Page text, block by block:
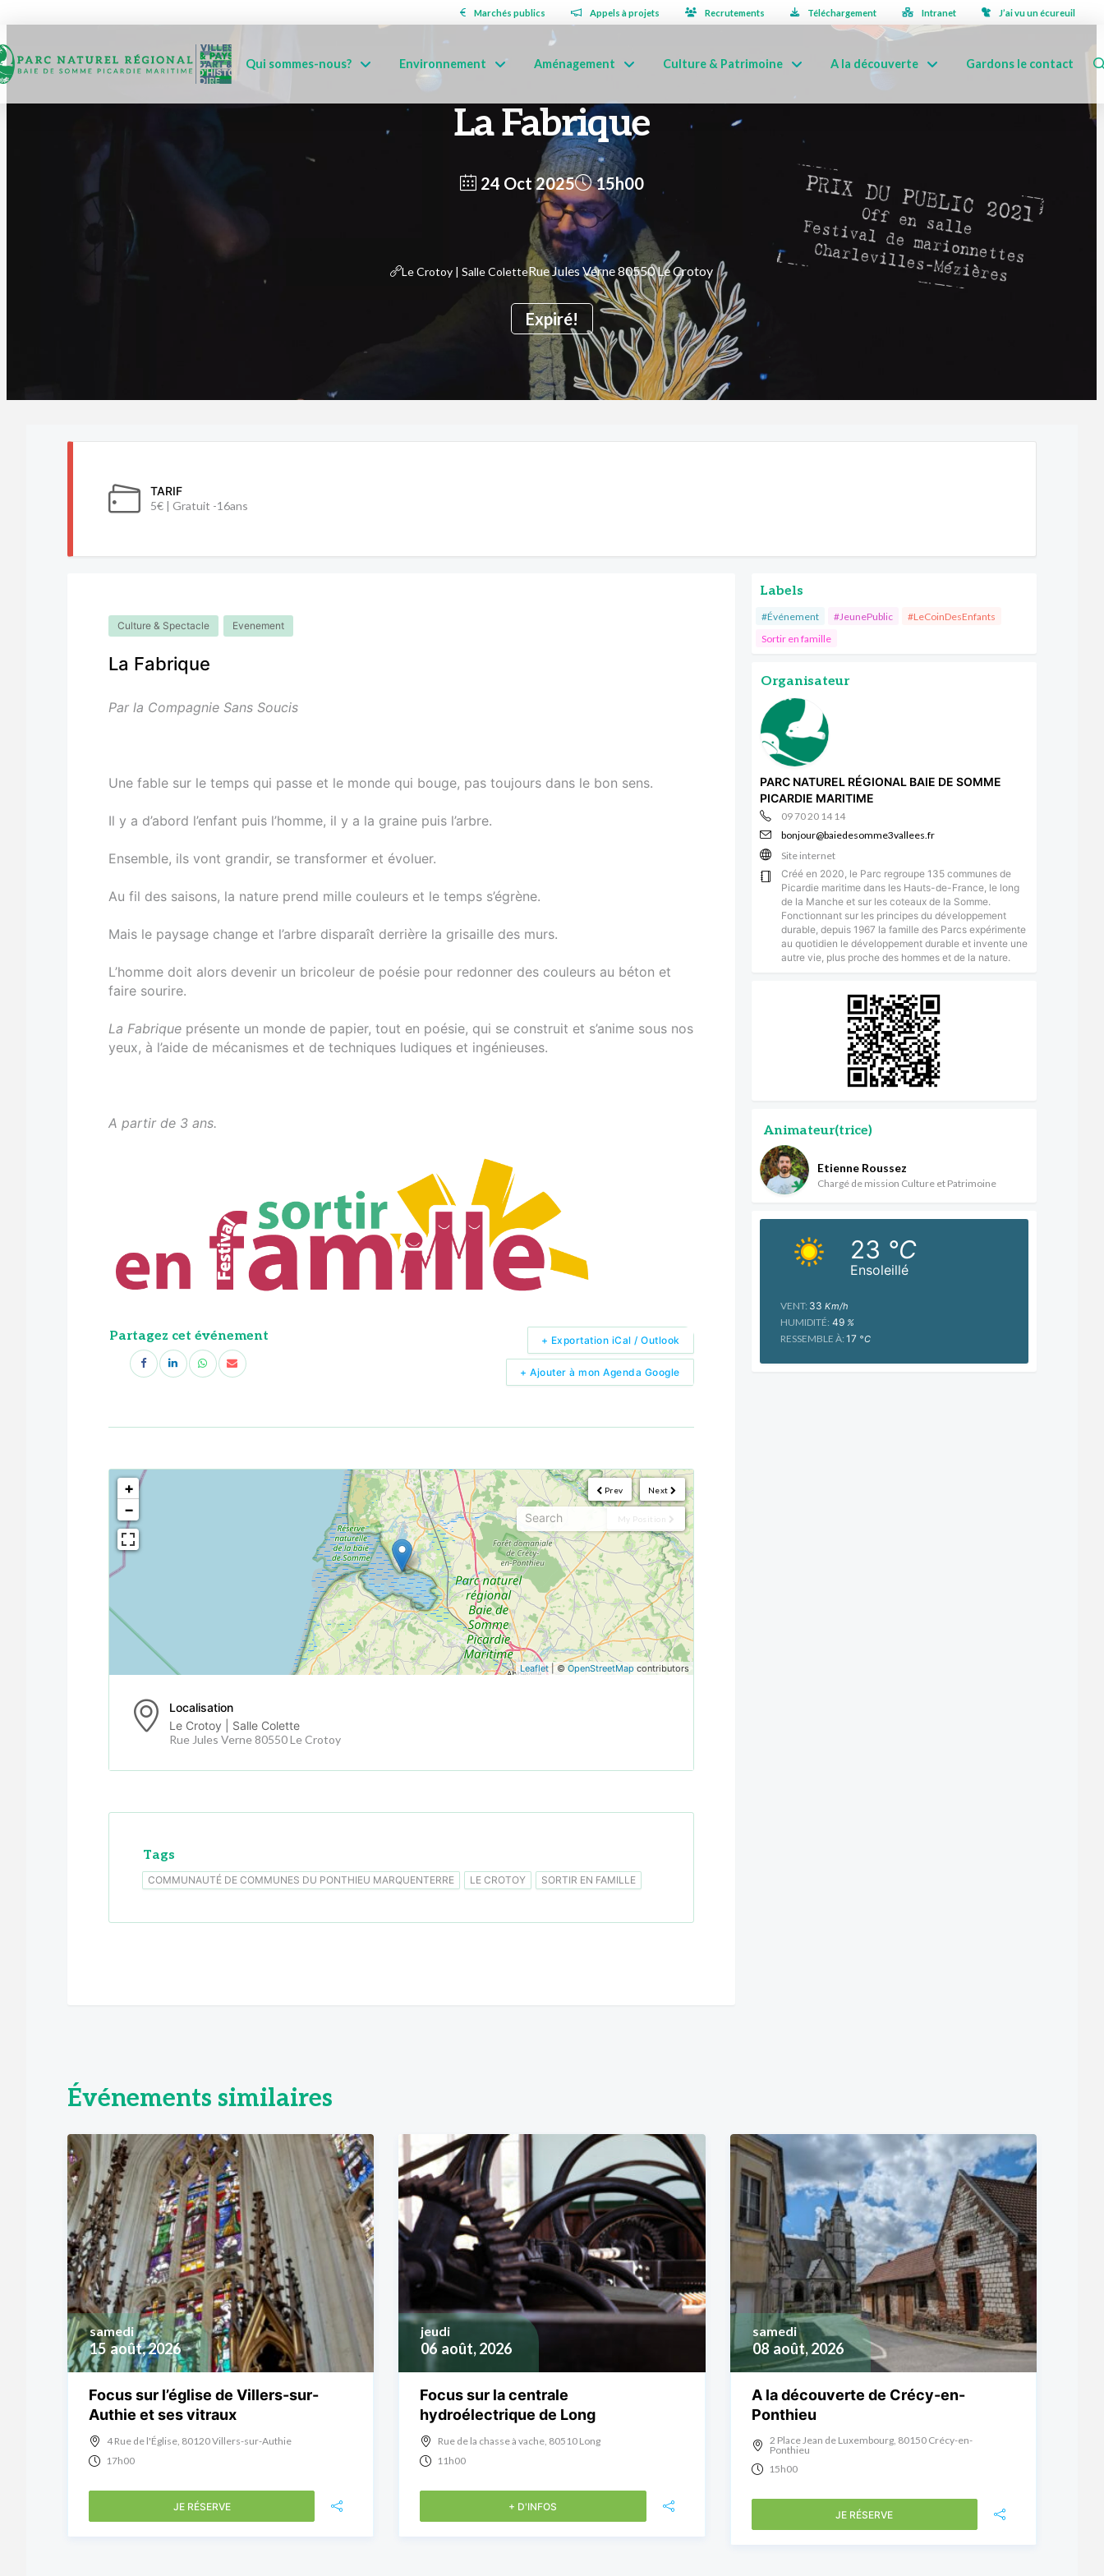
Marchés publics Appels à projets Recrutements Téléchargement Intranet J’ai vu un écureuil
Qui sommes-nous? Environnement Aménagement Culture & Patrimoine A la découverte Gardons le contact
La Fabrique
24 Oct 2025
Expiré!
15h00
Le Crotoy | Salle ColetteRue Jules Verne 80550 Le Crotoy
TARIF
5€ | Gratuit -16ans
Culture & Spectacle Evenement
La Fabrique
Par la Compagnie Sans Soucis
Une fable sur le temps qui passe et le monde qui bouge, pas toujours dans le bon sens.
Il y a d’abord l’enfant puis l’homme, il y a la graine puis l’arbre.
Ensemble, ils vont grandir, se transformer et évoluer.
Au fil des saisons, la nature prend mille couleurs et le temps s’égrène.
Mais le paysage change et l’arbre disparaît derrière la grisaille des murs.
L’homme doit alors devenir un bricoleur de poésie pour redonner des couleurs au béton et
faire sourire.
La Fabrique présente un monde de papier, tout en poésie, qui se construit et s’anime sous nos
yeux, à l’aide de mécanismes et de techniques ludiques et ingénieuses.
A partir de 3 ans.
Partagez cet événement
+ Ajouter à mon Agenda Google
+ Exportation iCal / Outlook
Next
Prev
My Position
<!---->
+
−
Leaflet| © OpenStreetMap contributors
Localisation
Le Crotoy | Salle Colette
Rue Jules Verne 80550 Le Crotoy
Tags
COMMUNAUTÉ DE COMMUNES DU PONTHIEU MARQUENTERRE LE CROTOY SORTIR EN FAMILLE
Labels
#Événement #JeunePublic
#LeCoinDesEnfants
Sortir en famille
Organisateur
PARC NATUREL RÉGIONAL BAIE DE SOMME
PICARDIE MARITIME
09 70 20 14 14
bonjour@baiedesomme3vallees.fr
Site internet
Créé en 2020, le Parc regroupe 135 communes de
Picardie maritime dans les Hauts-de-France, le long
de la Manche et sur les coteaux de la Somme.
Fonctionnant sur les principes du développement
durable, depuis 1967 la famille des Parcs expérimente
au quotidien le développement durable et invente une
autre vie, plus proche des hommes et de la nature.
Animateur(trice)
Etienne Roussez
Chargé de mission Culture et Patrimoine
Ensoleillé
23 °C
VENT: 33 Km/h
HUMIDITÉ: 49%
RESSEMBLE À: 17 °C
Événements similaires
15 août, 2026
samedi
Focus sur l’église de Villers-sur-
Authie et ses vitraux
4 Rue de l'Église, 80120 Villers-sur-Authie
17h00
JE RÉSERVE
06 août, 2026
jeudi
Focus sur la centrale
hydroélectrique de Long
Rue de la chasse à vache, 80510 Long
11h00
+ D'INFOS
08 août, 2026
samedi
A la découverte de Crécy-en-
Ponthieu
2 Place Jean de Luxembourg, 80150 Crécy-en-
Ponthieu
15h00
JE RÉSERVE